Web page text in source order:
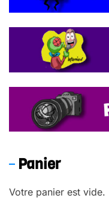
Panier
Votre panier est vide.